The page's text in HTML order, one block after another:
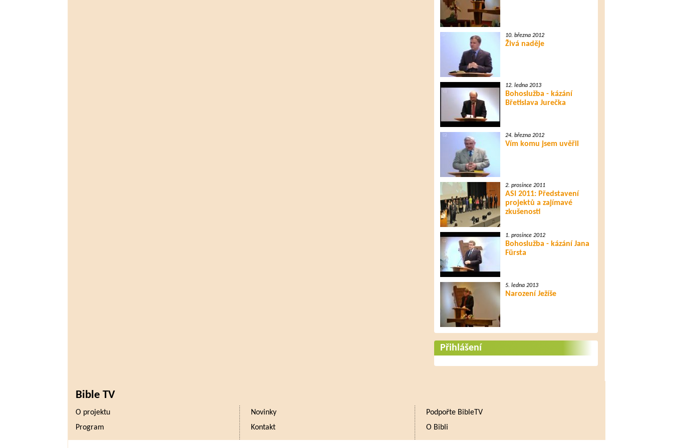
10. března 2012
Živá naděje
12. ledna 2013
Bohoslužba - kázání
Břetislava Jurečka
24. března 2012
Vím komu jsem uvěřil
2. prosince 2011
ASI 2011: Představení
projektů a zajímavé
zkušenosti
1. prosince 2012
Bohoslužba - kázání Jana
Fürsta
5. ledna 2013
Narození Ježíše
Přihlášení
Bible TV
O projektu Novinky
Podpořte BibleTV
Program
Kontakt O Bibli